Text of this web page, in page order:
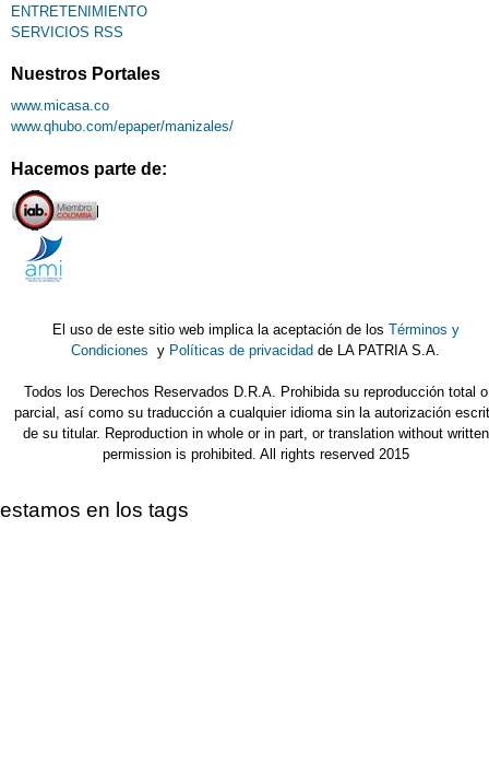
ENTRETENIMIENTO
SERVICIOS RSS
Nuestros Portales
www.micasa.co
www.qhubo.com/epaper/manizales/
Hacemos parte de:
El uso de este sitio web implica la aceptación de los Términos y
Condiciones y Políticas de privacidad de LA PATRIA S.A.
Todos los Derechos Reservados D.R.A. Prohibida su reproducción total o
parcial, así como su traducción a cualquier idioma sin la autorización
de su titular. Reproduction in whole or in part, or translation without written
permission is prohibited. All rights reserved 2015
estamos en los tags